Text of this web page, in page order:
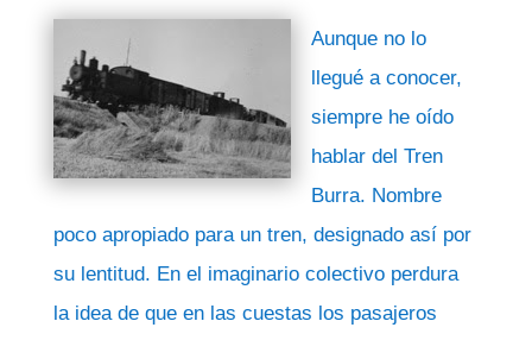
Aunque no lo
llegué a conocer,
siempre he oído
hablar del Tren
Burra. Nombre
poco apropiado para un tren, designado así por
su lentitud. En el imaginario colectivo perdura
la idea de que en las cuestas los pasajeros